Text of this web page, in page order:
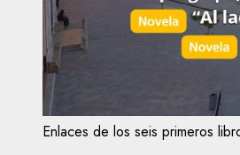
Enlaces de los seis primeros